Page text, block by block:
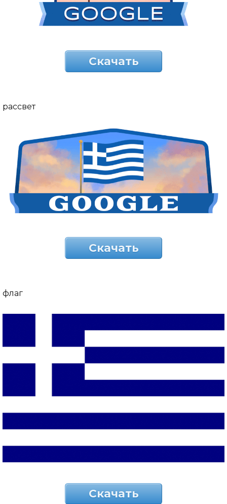
Скачать
рассвет
Скачать
флаг
Скачать